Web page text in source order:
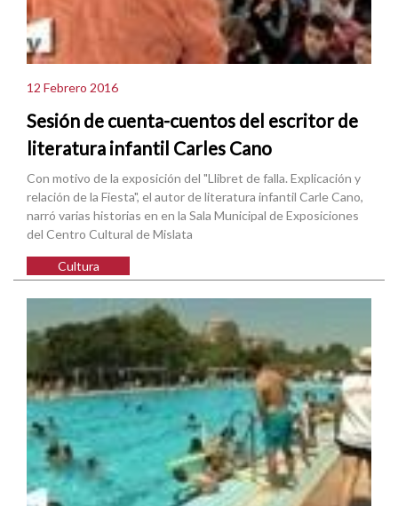
12 Febrero 2016
Sesión de cuenta-cuentos del escritor de
literatura infantil Carles Cano
Con motivo de la exposición del "Llibret de falla. Explicación y
relación de la Fiesta", el autor de literatura infantil Carle Cano,
narró varias historias en en la Sala Municipal de Exposiciones
del Centro Cultural de Mislata
Cultura